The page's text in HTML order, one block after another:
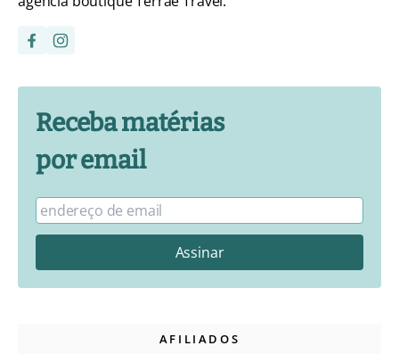
Receba matérias
por email
AFILIADOS